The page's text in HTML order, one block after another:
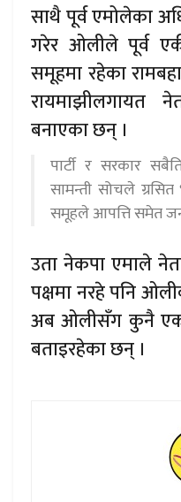
साथै पूर्व एमोलेका
गरेर ओलीले पूर्व
समूहमा रहेका
रायमाझीलगायत
बनाएका छन् ।
पार्टी र सरकार
सामन्ती सोचले
समूहले आपत्ति समेत
उता नेकपा एमाले
पक्षमा नरहे पनि
अब ओलीसँग कुनै
बताइरहेका छन् ।